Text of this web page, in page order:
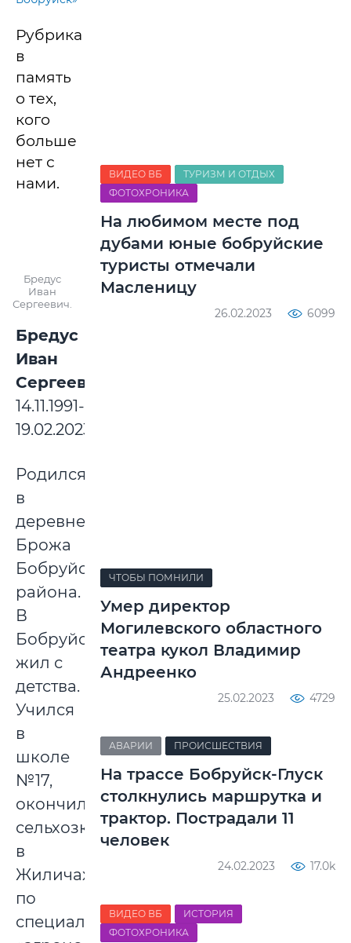
Рубрика
в
память
о тех,
кого
больше
нет с
нами.
Бредус
Иван
Сергеевич.
Бредус
Иван
Сергеевич:
14.11.1991-
19.02.2023
Родился
в
деревне
Брожа
Бобруйского
района.
В
Бобруйске
жил с
детства.
Учился
в
школе
№17,
окончил
сельхозколледж
в
Жиличах
по
специальности
ВИДЕО ВБ
ТУРИЗМ И ОТДЫХ
ФОТОХРОНИКА
На любимом месте под
дубами юные бобруйские
туристы отмечали
Масленицу
26.02.2023 6099
ЧТОБЫ ПОМНИЛИ
Умер директор
Могилевского областного
театра кукол Владимир
Андреенко
25.02.2023 4729
АВАРИИ ПРОИСШЕСТВИЯ
На трассе Бобруйск-Глуск
столкнулись маршрутка и
трактор. Пострадали 11
человек
24.02.2023 17.0k
ВИДЕО ВБ
ИСТОРИЯ
ФОТОХРОНИКА